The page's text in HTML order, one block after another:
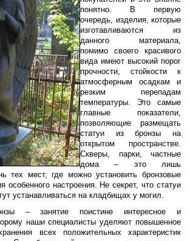
понятно. В первую
очередь, изделия, которые
изготавливаются из
данного материала,
помимо своего красивого
вида имеют высокий порог
прочности, стойкости к
атмосферным осадкам и
резким перепадам
температуры. Это самые
главные показатели,
позволяющие размещать
статуи из бронзы на
открытом пространстве.
Скверы, парки, частные
дома – это лишь
тех мест, где можно установить бронзовые
особенного настроения. Не секрет, что статуи
устанавливаться на кладбищах у могил.
– занятие поистине интересное и
наши специалисты уделяют повышенное
всех положительных характеристик